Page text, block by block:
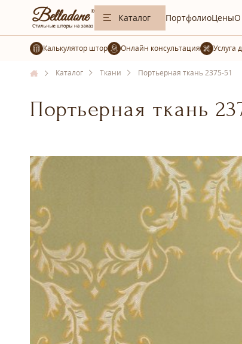
Каталог ПортфолиоЦеныО
Калькулятор штор Услуга
Каталог Ткани Портьерная ткань 2375-51
Портьерная ткань